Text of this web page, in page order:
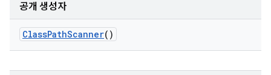
공개 생성자
ClassPathScanner()